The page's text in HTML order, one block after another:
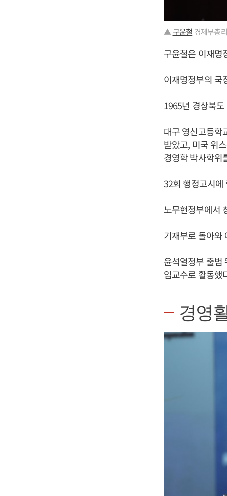
▲구윤철 경제부총
구윤철은 이재명
이재명정부의 국
1965년 경상북
대구 영신고등학
받았고, 미국 위
경영학 박사학위
32회 행정고시에
노무현정부에서
기재부로 돌아와
윤석열정부 출범
임교수로 활동했
경영